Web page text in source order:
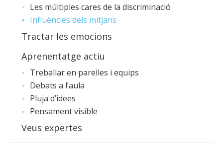
Les múltiples cares de la discriminació
Influències dels mitjans
Tractar les emocions
Aprenentatge actiu
Treballar en parelles i equips
Debats a l’aula
Pluja d’idees
Pensament visible
Veus expertes